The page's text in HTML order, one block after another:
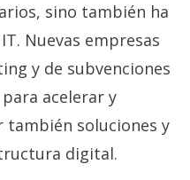
sino también ha
Nuevas empresas
y de subvenciones
acelerar y
también soluciones y
digital.